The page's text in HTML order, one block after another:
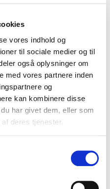
vores indhold og
til sociale medier og til
også oplysninger om
med vores partnere inden
og
kan kombinere disse
har givet dem, eller som
deres tjenester.
Pris fra 39,00 DKK
På lager